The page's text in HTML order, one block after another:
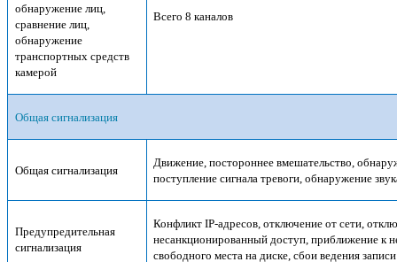
обнаружение лиц,
сравнение лиц,
обнаружение
транспортных средств
камерой
Всего 8 каналов
Общая сигнализация
Общая сигнализация
Движение, постороннее вмешательство,
поступление сигнала тревоги, обнаружение
Предупредительная
сигнализация
Конфликт IP-адресов, отключение от сети,
несанкционированный доступ, приближение к
свободного места на диске, сбои ведения